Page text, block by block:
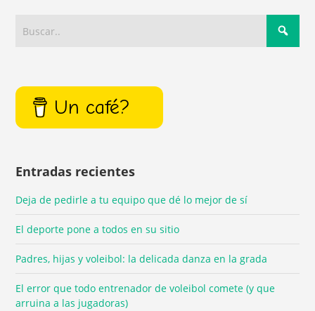
Un café?
Entradas recientes
Deja de pedirle a tu equipo que dé lo mejor de sí
El deporte pone a todos en su sitio
Padres, hijas y voleibol: la delicada danza en la grada
El error que todo entrenador de voleibol comete (y que
arruina a las jugadoras)